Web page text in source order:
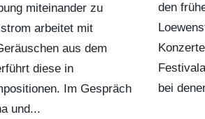
miteinander zu
arbeitet mit
aus dem
diese in
Im Gespräch
und...
den
bei